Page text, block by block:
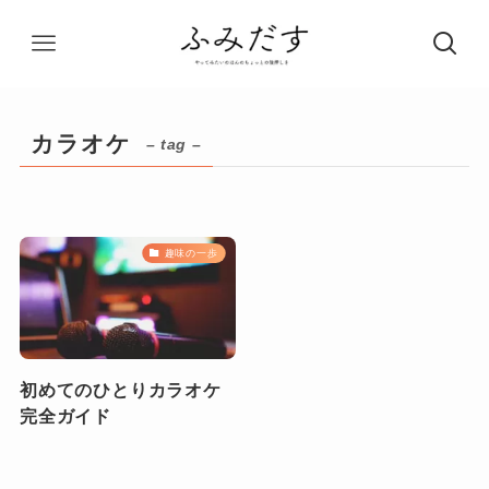
カラオケ – tag –
趣味の一歩
初めてのひとりカラオケ
完全ガイド